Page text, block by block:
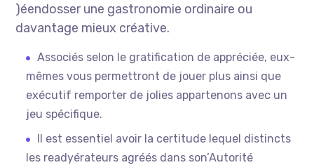
)éendosser une gastronomie ordinaire ou
davantage mieux créative.
Associés selon le gratification de appréciée, eux-
mêmes vous permettront de jouer plus ainsi que
exécutif remporter de jolies appartenons avec un
jeu spécifique.
Il est essentiel avoir la certitude lequel distincts
les readyérateurs agréés dans son’Autorité